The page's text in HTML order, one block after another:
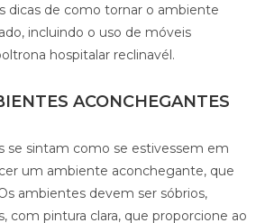
dicas de como tornar o ambiente
incluindo o uso de móveis
hospitalar reclinavél.
ACONCHEGANTES
se sintam como se estivessem em
um ambiente aconchegante, que
ambientes devem ser sóbrios,
com pintura clara, que proporcione ao